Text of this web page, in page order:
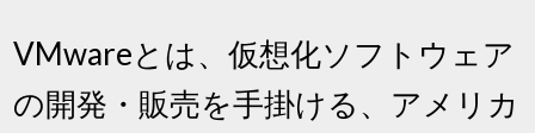
VMwareとは、仮想化ソフトウェア
の開発・販売を手掛ける、アメリカ